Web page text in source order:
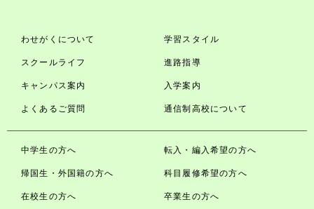
わせがくについて 学習スタイル
スクールライフ 進路指導
キャンパス案内 入学案内
よくあるご質問 通信制高校について
中学生の方へ 転入・編入希望の方へ
帰国生・外国籍の方へ 科目履修希望の方へ
在校生の方へ 卒業生の方へ